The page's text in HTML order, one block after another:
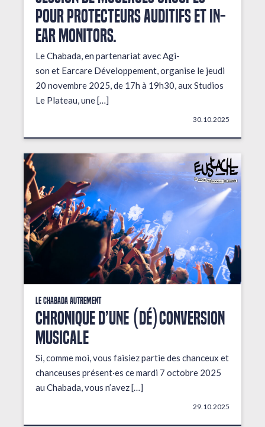
pour protecteurs auditifs et in-
ear monitors.
Le Chabada, en partenariat avec Agi-
son et Earcare Développement, organise le jeudi
20 novembre 2025, de 17h à 19h30, aux Studios
Le Plateau, une […]
30.10.2025
Le Chabada autrement
Chronique d’une (dé)conversion
musicale
Si, comme moi, vous faisiez partie des chanceux et
chanceuses présent·es ce mardi 7 octobre 2025
au Chabada, vous n’avez […]
29.10.2025